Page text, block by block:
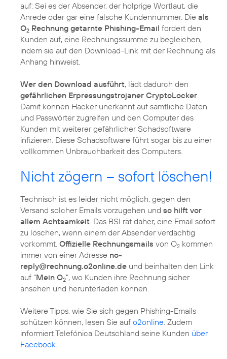
auf: Sei es der Absender, der holprige Wortlaut, die
Anrede oder gar eine falsche Kundennummer. Die als
O2 Rechnung getarnte Phishing-Email fordert den
Kunden auf, eine Rechnungssumme zu begleichen,
indem sie auf den Download-Link mit der Rechnung als
Anhang hinweist.
Wer den Download ausführt, lädt dadurch den
gefährlichen Erpressungstrojaner CryptoLocker
Damit können Hacker unerkannt auf sämtliche Daten
und Passwörter zugreifen und den Computer des
Kunden mit weiterer gefährlicher Schadsoftware
infizieren. Diese Schadsoftware führt sogar bis zu einer
vollkommen Unbrauchbarkeit des Computers.
Nicht zögern – sofort löschen!
Technisch ist es leider nicht möglich, gegen den
Versand solcher Emails vorzugehen und so hilft vor
allem Achtsamkeit . Das BSI rät daher, eine Email sofort
zu löschen, wenn einem der Absender verdächtig
vorkommt. Offizielle Rechnungsmails von O2 kommen
immer von einer Adresse no-
reply@rechnung.o2online.de und beinhalten den Link
auf "Mein O2", wo Kunden ihre Rechnung sicher
ansehen und herunterladen können.
Weitere Tipps, wie Sie sich gegen Phishing-Emails
schützen können, lesen Sie auf o2online . Zudem
informiert Telefónica Deutschland seine Kunden über
Facebook